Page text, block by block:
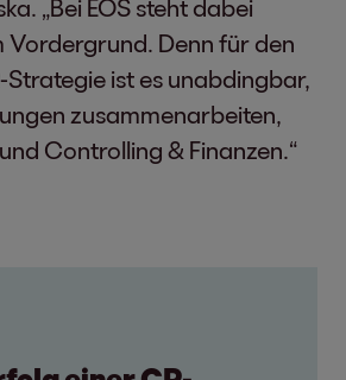
„Bei EOS steht dabei
Vordergrund. Denn für den
Strategie ist es unabdingbar,
zusammenarbeiten,
Controlling & Finanzen.“